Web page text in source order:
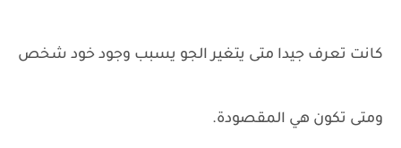
كانت تعرف جيدا متى يتغير الجو يسبب وجود خود شخص
ومتى تكون هي المقصودة.